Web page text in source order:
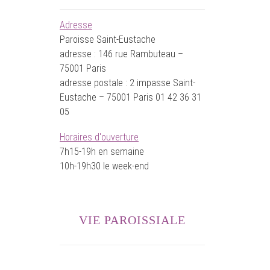
Adresse
Paroisse Saint-Eustache
adresse : 146 rue Rambuteau –
75001 Paris
adresse postale : 2 impasse Saint-
Eustache – 75001 Paris 01 42 36 31
05
Horaires d'ouverture
7h15-19h en semaine
10h-19h30 le week-end
VIE PAROISSIALE